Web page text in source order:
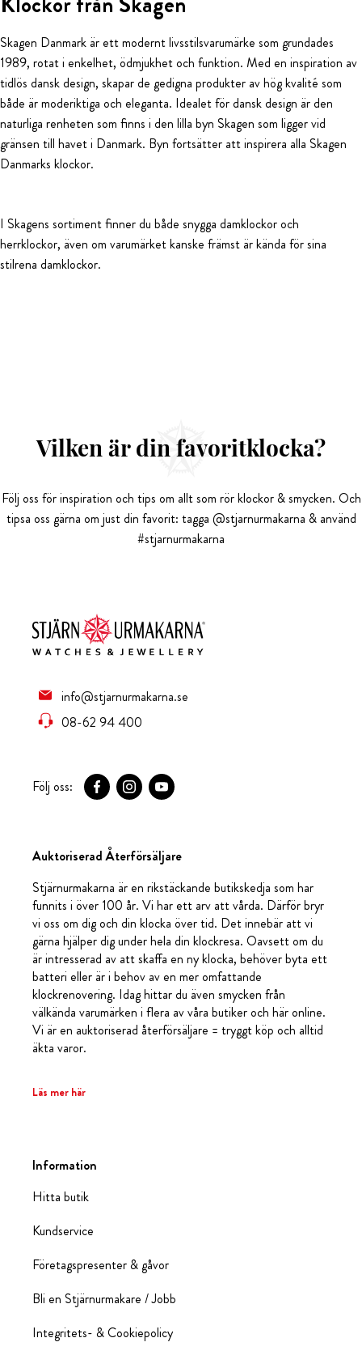
Skagen Danmark är ett modernt livsstilsvarumärke som grundades
1989, rotat i enkelhet, ödmjukhet och funktion. Med en inspiration av
tidlös dansk design, skapar de gedigna produkter av hög kvalité som
både är moderiktiga och eleganta. Idealet för dansk design är den
naturliga renheten som finns i den lilla byn Skagen som ligger vid
gränsen till havet i Danmark. Byn fortsätter att inspirera alla Skagen
Danmarks klockor.
I Skagens sortiment finner du både snygga damklockor och
herrklockor, även om varumärket kanske främst är kända för sina
stilrena damklockor.
Vilken är din favoritklocka?
Följ oss för inspiration och tips om allt som rör klockor & smycken. Och
tipsa oss gärna om just din favorit: tagga @stjarnurmakarna & använd
#stjarnurmakarna
info@stjarnurmakarna.se
08-62 94 400
Följ oss:
Auktoriserad Återförsäljare
Stjärnurmakarna är en rikstäckande butikskedja som har
funnits i över 100 år. Vi har ett arv att vårda. Därför bryr
vi oss om dig och din klocka över tid. Det innebär att vi
gärna hjälper dig under hela din klockresa. Oavsett om du
är intresserad av att skaffa en ny klocka, behöver byta ett
batteri eller är i behov av en mer omfattande
klockrenovering. Idag hittar du även smycken från
välkända varumärken i flera av våra butiker och här online.
Vi är en auktoriserad återförsäljare = tryggt köp och alltid
äkta varor.
Läs mer här
Information
Hitta butik
Kundservice
Företagspresenter & gåvor
Bli en Stjärnurmakare / Jobb
Integritets- & Cookiepolicy